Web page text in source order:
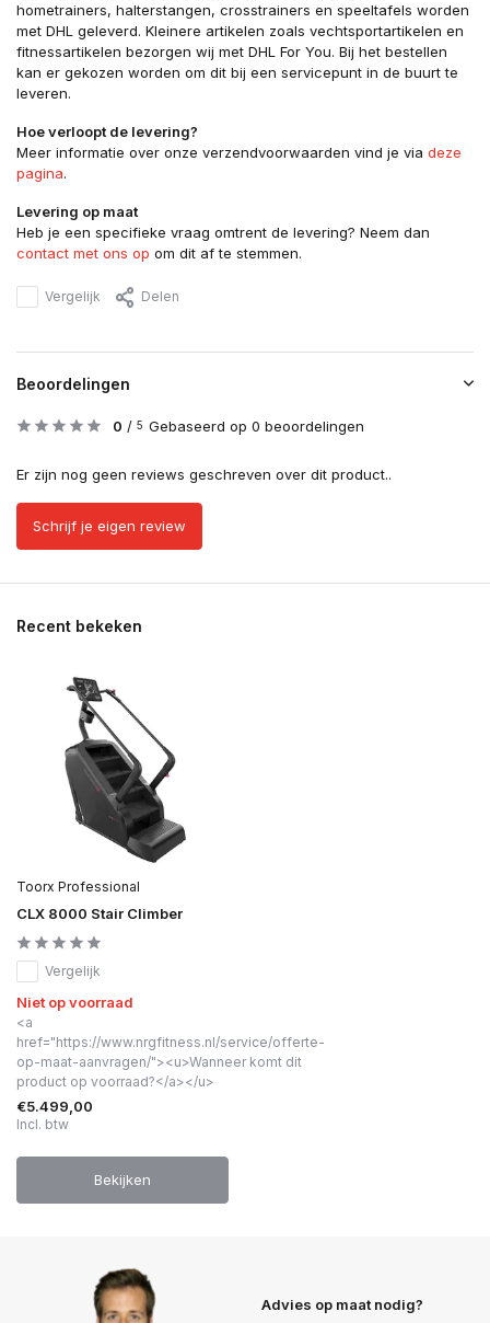
hometrainers, halterstangen, crosstrainers en speeltafels worden
met DHL geleverd. Kleinere artikelen zoals vechtsportartikelen en
fitnessartikelen bezorgen wij met DHL For You. Bij het bestellen
kan er gekozen worden om dit bij een servicepunt in de buurt te
leveren.
Hoe verloopt de levering?
Meer informatie over onze verzendvoorwaarden vind je via deze
pagina.
Levering op maat
Heb je een specifieke vraag omtrent de levering? Neem dan
contact met ons op om dit af te stemmen.
Vergelijk Delen
Beoordelingen
0 / 5 Gebaseerd op 0 beoordelingen
Er zijn nog geen reviews geschreven over dit product..
Schrijf je eigen review
Recent bekeken
Toorx Professional
CLX 8000 Stair Climber
Vergelijk
Niet op voorraad
<a
href="https://www.nrgfitness.nl/service/offerte-
op-maat-aanvragen/"><u>Wanneer komt dit
product op voorraad?</a></u>
€5.499,00
Incl. btw
Bekijken
Advies op maat nodig?